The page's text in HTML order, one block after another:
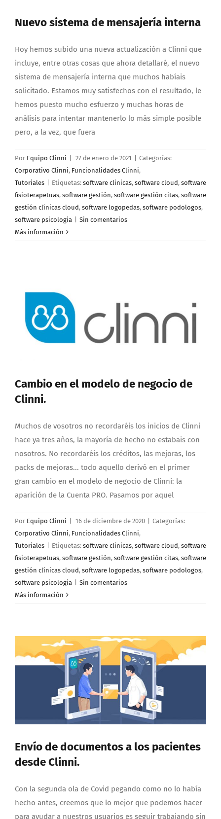
Nuevo sistema de mensajería interna
Hoy hemos subido una nueva actualización a Clinni que
incluye, entre otras cosas que ahora detallaré, el nuevo
sistema de mensajería interna que muchos habíais
solicitado. Estamos muy satisfechos con el resultado, le
hemos puesto mucho esfuerzo y muchas horas de
análisis para intentar mantenerlo lo más simple posible
pero, a la vez, que fuera
Por Equipo Clinni 27 de enero de 2021
Categorías:
Corporativo Clinni, Funcionalidades Clinni,
Tutoriales
Etiquetas: software clinicas, software cloud, software
fisioterapetuas, software gestión, software gestión citas, software
gestión clínicas cloud, software logopedas, software podologos,
software psicologia
Sin comentarios
Más información
Cambio en el modelo de negocio de
Clinni.
Muchos de vosotros no recordaréis los inicios de Clinni
hace ya tres años, la mayoría de hecho no estabais con
nosotros. No recordaréis los créditos, las mejoras, los
packs de mejoras... todo aquello derivó en el primer
gran cambio en el modelo de negocio de Clinni: la
aparición de la Cuenta PRO. Pasamos por aquel
Por Equipo Clinni 16 de diciembre de 2020
Categorías:
Corporativo Clinni, Funcionalidades Clinni,
Tutoriales
Etiquetas: software clinicas, software cloud, software
fisioterapetuas, software gestión, software gestión citas, software
gestión clínicas cloud, software logopedas, software podologos,
software psicologia
Sin comentarios
Más información
Envío de documentos a los pacientes
desde Clinni.
Con la segunda ola de Covid pegando como no lo había
hecho antes, creemos que lo mejor que podemos hacer
para ayudar a nuestros usuarios es seguir trabajando sin